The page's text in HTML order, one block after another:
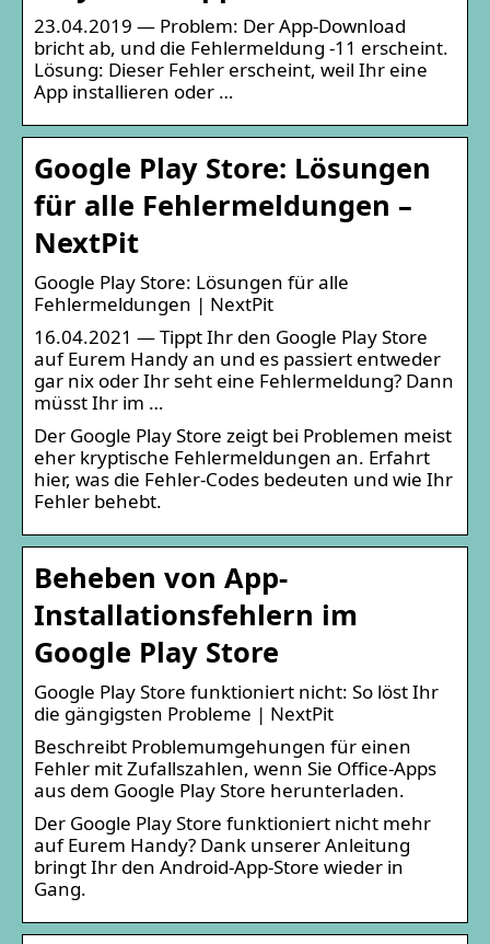
23.04.2019 — Problem: Der App-Download
bricht ab, und die Fehlermeldung -11 erscheint.
Lösung: Dieser Fehler erscheint, weil Ihr eine
App installieren oder …
Google Play Store: Lösungen
für alle Fehlermeldungen –
NextPit
Google Play Store: Lösungen für alle
Fehlermeldungen | NextPit
16.04.2021 — Tippt Ihr den Google Play Store
auf Eurem Handy an und es passiert entweder
gar nix oder Ihr seht eine Fehlermeldung? Dann
müsst Ihr im …
Der Google Play Store zeigt bei Problemen meist
eher kryptische Fehlermeldungen an. Erfahrt
hier, was die Fehler-Codes bedeuten und wie Ihr
Fehler behebt.
Beheben von App-
Installationsfehlern im
Google Play Store
Google Play Store funktioniert nicht: So löst Ihr
die gängigsten Probleme | NextPit
Beschreibt Problemumgehungen für einen
Fehler mit Zufallszahlen, wenn Sie Office-Apps
aus dem Google Play Store herunterladen.
Der Google Play Store funktioniert nicht mehr
auf Eurem Handy? Dank unserer Anleitung
bringt Ihr den Android-App-Store wieder in
Gang.